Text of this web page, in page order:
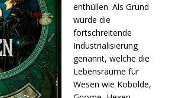
enthüllen. Als Grund
wurde die
fortschreitende
Industrialisierung
genannt, welche die
Lebensräume für
Wesen wie Kobolde,